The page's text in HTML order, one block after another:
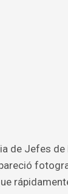
de Jefes